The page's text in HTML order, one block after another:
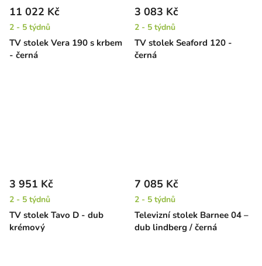
TV stolek Vera 190 s krbem
- černá
11 022 Kč
2 - 5 týdnů
TV stolek Seaford 120 -
černá
3 083 Kč
2 - 5 týdnů
TV stolek Tavo D - dub
krémový
3 951 Kč
2 - 5 týdnů
Televizní stolek Barnee 04 –
dub lindberg / černá
7 085 Kč
2 - 5 týdnů